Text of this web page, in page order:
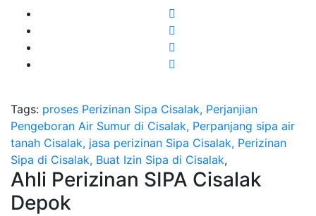
Tags: proses Perizinan Sipa Cisalak, Perjanjian
Pengeboran Air Sumur di Cisalak, Perpanjang sipa air
tanah Cisalak, jasa perizinan Sipa Cisalak, Perizinan
Sipa di Cisalak, Buat Izin Sipa di Cisalak,
Ahli Perizinan SIPA Cisalak
Depok